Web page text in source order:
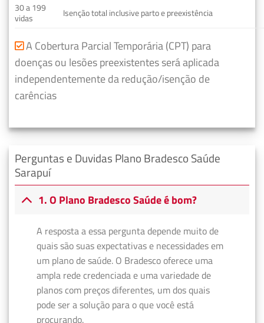
30 a 199
vidas
Isenção total inclusive parto e preexistência
A Cobertura Parcial Temporária (CPT) para
doenças ou lesões preexistentes será aplicada
independentemente da redução/isenção de
carências
Perguntas e Duvidas Plano Bradesco Saúde
Sarapuí
1. O Plano Bradesco Saúde é bom?
A resposta a essa pergunta depende muito de
quais são suas expectativas e necessidades em
um plano de saúde. O Bradesco oferece uma
ampla rede credenciada e uma variedade de
planos com preços diferentes, um dos quais
pode ser a solução para o que você está
procurando.